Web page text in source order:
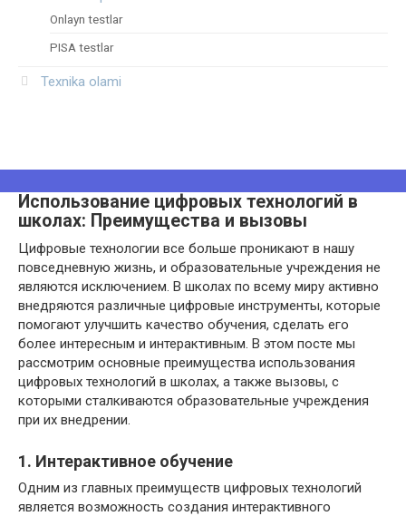
Onlayn testlar
PISA testlar
Texnika olami
Использование цифровых технологий в
школах: Преимущества и вызовы
Цифровые технологии все больше проникают в нашу
повседневную жизнь, и образовательные учреждения не
являются исключением. В школах по всему миру активно
внедряются различные цифровые инструменты, которые
помогают улучшить качество обучения, сделать его
более интересным и интерактивным. В этом посте мы
рассмотрим основные преимущества использования
цифровых технологий в школах, а также вызовы, с
которыми сталкиваются образовательные учреждения
при их внедрении.
1. Интерактивное обучение
Одним из главных преимуществ цифровых технологий
является возможность создания интерактивного